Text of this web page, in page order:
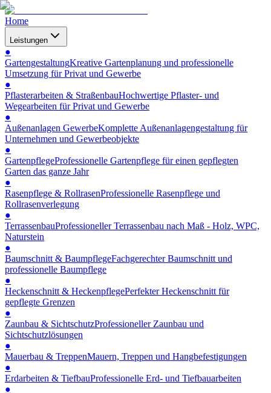
Home
Leistungen
●
GartengestaltungKreative Gartenplanung und professionelle
Umsetzung für Privat und Gewerbe
●
Pflasterarbeiten & StraßenbauHochwertige Pflaster- und
Wegearbeiten für Privat und Gewerbe
●
Außenanlagen GewerbeKomplette Außenanlagengestaltung für
Unternehmen und Gewerbeobjekte
●
GartenpflegeProfessionelle Gartenpflege für einen gepflegten
Garten das ganze Jahr
●
Rasenpflege & RollrasenProfessionelle Rasenpflege und
Rollrasenverlegung
●
TerrassenbauProfessioneller Terrassenbau nach Maß - Holz, WPC,
Naturstein
●
Baumschnitt & BaumpflegeFachgerechter Baumschnitt und
professionelle Baumpflege
●
Heckenschnitt & HeckenpflegePerfekter Heckenschnitt für
gepflegte Grenzen
●
Zaunbau & SichtschutzProfessioneller Zaunbau und
Sichtschutzlösungen
●
Mauerbau & TreppenMauern, Treppen und Hangbefestigungen
●
Erdarbeiten & TiefbauProfessionelle Erd- und Tiefbauarbeiten
●